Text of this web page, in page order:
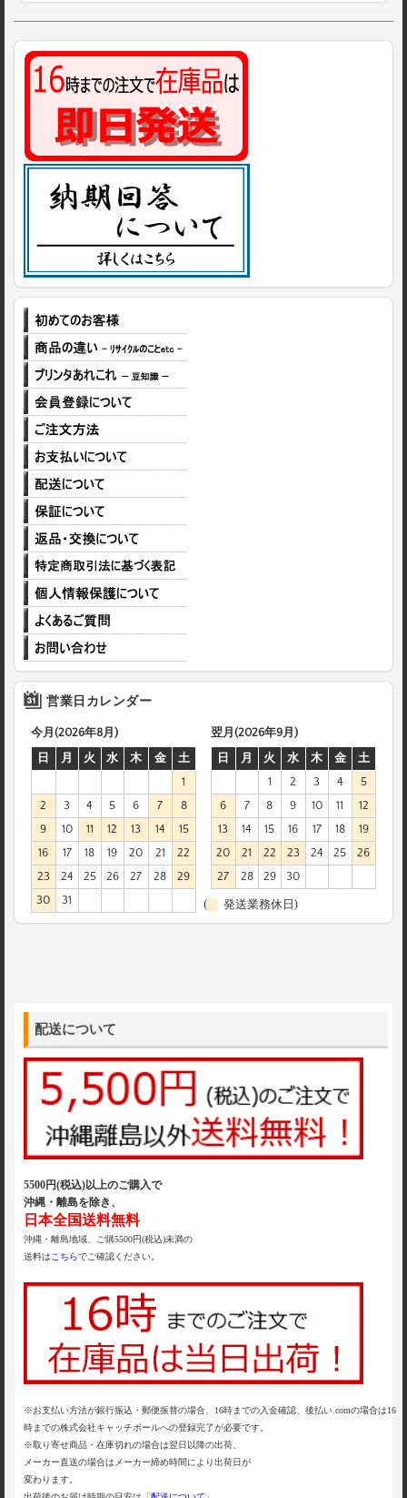
営業日カレンダー
今月(2026年8月)
日
月 火 水 木 金
土
1
2
3 4 5 6 7
8
9
10 11 12 13 14
15
16
17 18 19 20 21
22
23
24 25 26 27 28
29
30
31
翌月(2026年9月)
日
月 火 水 木 金
土
1
2 3 4
5
6
7 8 9 10 11
12
13
14 15 16 17 18
19
20
21 22 23 24 25
26
27
28 29 30
( 発送業務休日)
配送について
5500円(税込)以上のご購入で
沖縄・離島を除き、
日本全国送料無料
沖縄・離島地域、ご購5500円(税込)未満の
送料は こちらでご確認ください。
※お支払い方法が銀行振込・郵便振替の場合、16時までの入金確認、後払い.comの場合は16
時までの株式会社キャッチボールへの登録完了が必要です。
※取り寄せ商品・在庫切れの場合は翌日以降の出荷、
メーカー直送の場合はメーカー締め時間により出荷日が
変わります。